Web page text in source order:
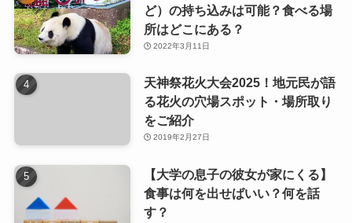
ど）の持ち込みは可能？食べる場
所はどこにある？
2022年3月11日
天神祭花火大会2025！地元民が語
る花火の穴場スポット・場所取り
をご紹介
2019年2月27日
【大学の息子の彼女が家にくる】
食事は何を出せばいい？何を話
す？